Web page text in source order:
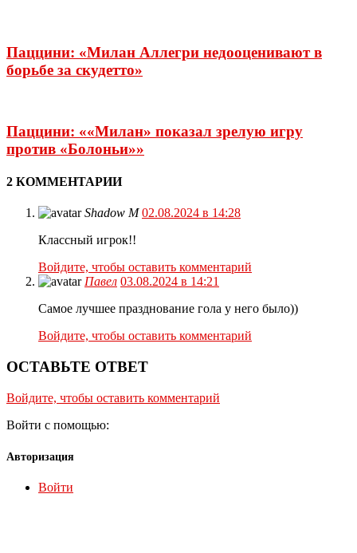
Паццини: «Милан Аллегри недооценивают в
борьбе за скудетто»
Паццини: ««Милан» показал зрелую игру
против «Болоньи»»
2 КОММЕНТАРИИ
Shadow M 02.08.2024 в 14:28
Классный игрок!!
Войдите, чтобы оставить комментарий
Павел 03.08.2024 в 14:21
Самое лучшее празднование гола у него было))
Войдите, чтобы оставить комментарий
ОСТАВЬТЕ ОТВЕТ
Войдите, чтобы оставить комментарий
Войти с помощью:
Авторизация
Войти